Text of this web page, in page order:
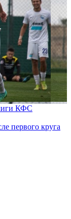
КФС
первого круга